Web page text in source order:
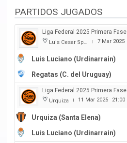
PARTIDOS JUGADOS
Liga Federal 2025 Primera Fase
Luis Cesar Spiazzi | 7 Mar 2025
Luis Luciano (Urdinarrain)
Regatas (C. del Uruguay)
Liga Federal 2025 Primera Fase
Urquiza | 11 Mar 2025 21:00
Urquiza (Santa Elena)
Luis Luciano (Urdinarrain)